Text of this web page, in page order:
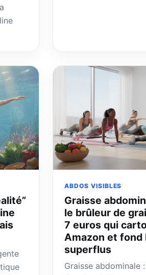
ABDOS VISIBLES
Graisse
le brûleur de
7 euros qui
Amazon et fond
superflus
Graisse abdominale